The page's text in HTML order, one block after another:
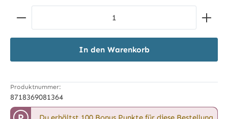
Produkt Anzahl: Gib den gewünschten Wert ein
In den Warenkorb
Produktnummer:
8718369081364